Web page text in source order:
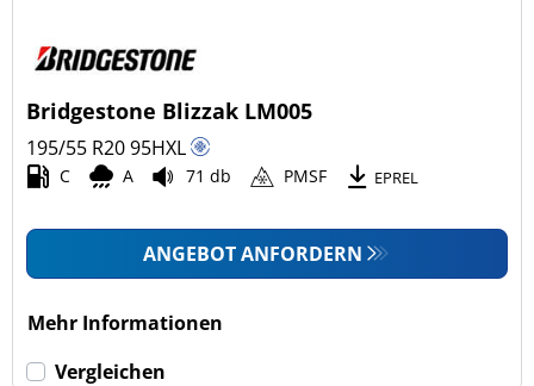
Bridgestone Blizzak LM005
195/55 R2095HXL
C A 71 db PMSF EPREL
ANGEBOT ANFORDERN
Mehr Informationen
Vergleichen